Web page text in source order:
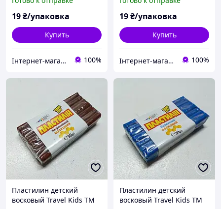
поштучно
19₴/упаковка
Купить
Інтернет-магазин "МАЛЮКИ" malyshy.com.ua 100%
поштучно
19₴/упаковка
Купить
Інтернет-магазин "МАЛЮКИ" malyshy.com.ua 100%
Пластилин детский
восковый Travel Kids ТМ
Пластилин детский
восковый Travel Kids ТМ